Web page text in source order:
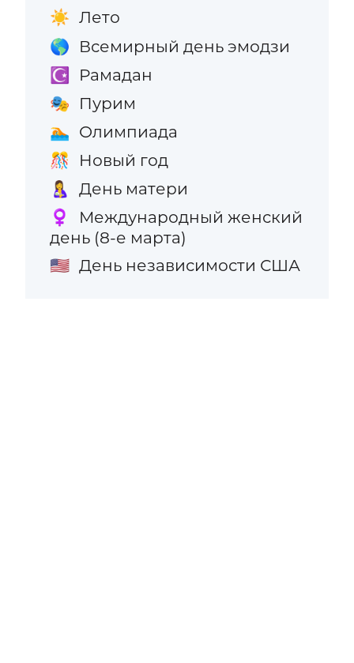
☀️ Лето
🌎 Всемирный день эмодзи
☪️ Рамадан
🎭 Пурим
🏊 Олимпиада
🎊 Новый год
🤱 День матери
♀️
Международный женский
день (8-е марта)
🇺🇸 День независимости США